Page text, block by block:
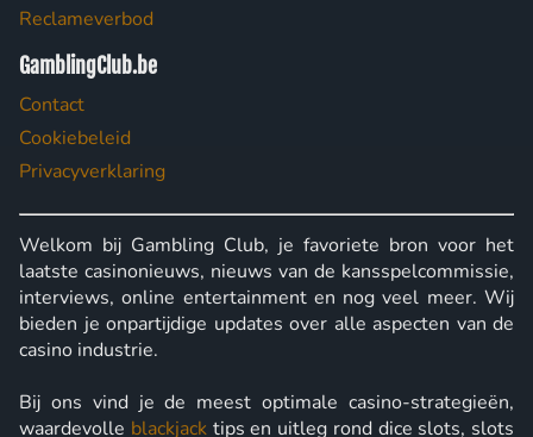
Reclameverbod
GamblingClub.be
Contact
Cookiebeleid
Privacyverklaring
Welkom bij Gambling Club, je favoriete bron voor het
laatste casinonieuws, nieuws van de kansspelcommissie,
interviews, online entertainment en nog veel meer. Wij
bieden je onpartijdige updates over alle aspecten van de
casino industrie.
Bij ons vind je de meest optimale casino-strategieën,
waardevolle blackjacktips en uitleg rond dice slots, slots